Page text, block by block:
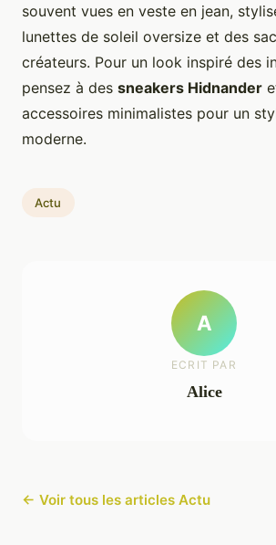
souvent vues en veste en jean,
lunettes de soleil oversize et des
créateurs. Pour un look inspiré des
pensez à des sneakers Hidnander
accessoires minimalistes pour un
moderne.
Actu
A
ECRIT PAR
Alice
← Voir tous les articles Actu